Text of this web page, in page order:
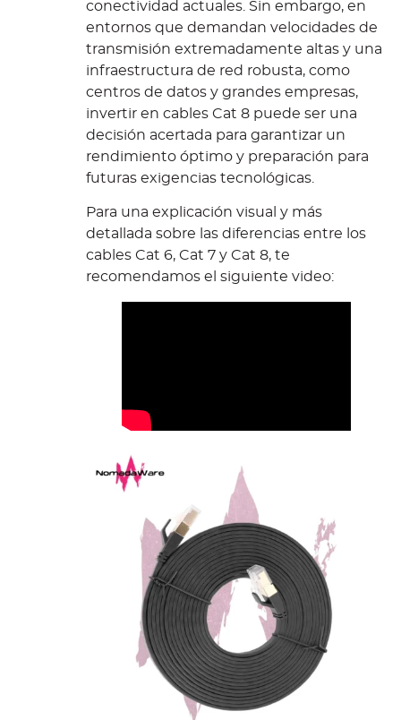
conectividad actuales. Sin embargo, en
entornos que demandan velocidades de
transmisión extremadamente altas y una
infraestructura de red robusta, como
centros de datos y grandes empresas,
invertir en cables Cat 8 puede ser una
decisión acertada para garantizar un
rendimiento óptimo y preparación para
futuras exigencias tecnológicas.
Para una explicación visual y más
detallada sobre las diferencias entre los
cables Cat 6, Cat 7 y Cat 8, te
recomendamos el siguiente video: